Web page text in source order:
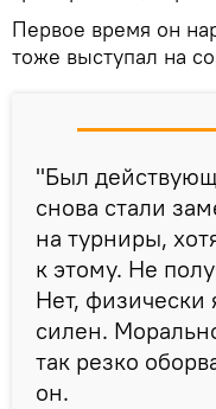
Первое время он
тоже выступал на
"Был
снова стали
на турниры,
к этому. Не
Нет,
силен.
так резко
он.